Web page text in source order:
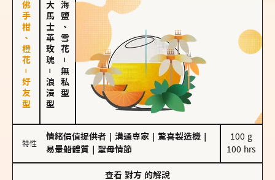
佛手柑、橙花－好友型 大馬士革玫瑰
－
浪漫型
海鹽、雪花
－
無私型
特性
情緒價值提供者 溝通專家 驚喜製造機
易暈船體質
聖母情節
100 g
100 hrs
查看 對方 的解說